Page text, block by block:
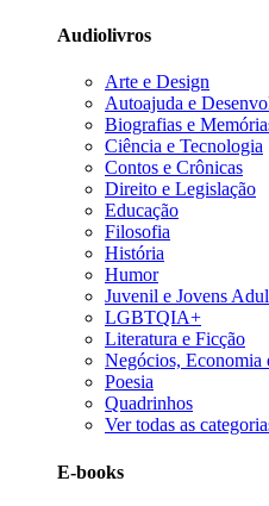
Audiolivros
Arte e Design
Autoajuda e
Biografias e
Ciência e Tecnologia
Contos e Crônicas
Direito e Legislação
Educação
Filosofia
História
Humor
Juvenil e Jovens
LGBTQIA+
Literatura e Ficção
Negócios, Economia
Poesia
Quadrinhos
Ver todas as
E-books